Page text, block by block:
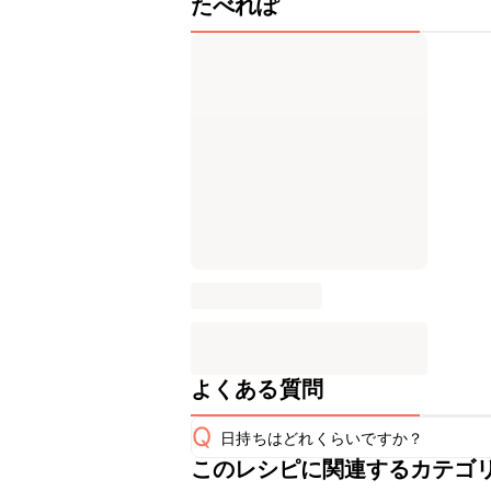
たべれぽ
よくある質問
Q 日持ちはどれくらいですか？
保存期間は冷蔵で当日中が目安です
このレシピに関連するカテゴ